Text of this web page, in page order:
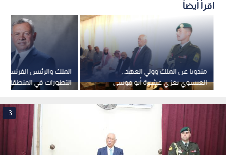
اقرأ أيضاً
الملك والرئيس الفرنسي
التطورات في المنطقة
مندوبا عن الملك وولي العهد..
العيسوي يعزي عشيرة أبو موسى
العليقات
3